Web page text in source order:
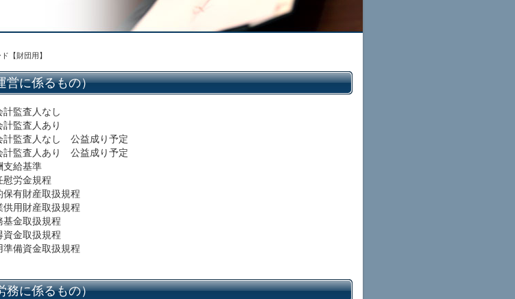
【財団用】
営に係るもの）
監査人なし
監査人あり
監査人なし 公益成り予定
監査人あり 公益成り予定
給基準
労金規程
有財産取扱規程
用財産取扱規程
金取扱規程
金取扱規程
備資金取扱規程
務に係るもの）